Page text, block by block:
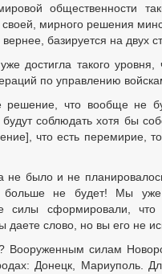
общественности
мирного решения
базируется на двух
достигла такого уровня,
по управлению
решение, что вообще не
соблюдать хотя бы
что есть перемирие,
не было и не
больше не будет! Мы
силы сформировали,
даете слово, но вы его не
Вооруженным силам
Донецк, Мариуполь.